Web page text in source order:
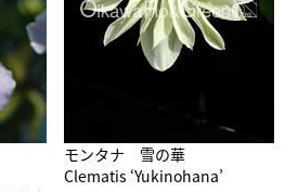
モンタナ 雪の華
Clematis ‘Yukinohana’